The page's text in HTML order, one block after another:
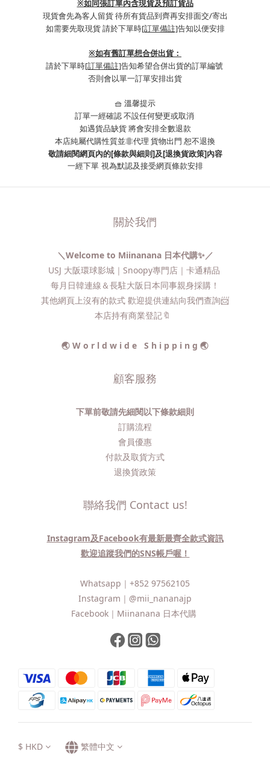
※如同張訂單內含現貨及預訂貨品
現貨會先為客人留貨 待所有貨品到齊再安排面交/寄出
如需要先取現貨 請於下單時[訂單備註]告知以便安排
※如有舊訂單想合併出貨：
請於下單時[訂單備註]告知希望合併出貨的訂單編號
否則會以單一訂單安排出貨
🧺 溫馨提示
訂單一經確認 不設任何變更或取消
如遇貨品缺貨 將會安排全數退款
本店純屬代購性質並非代理 貨物出門 恕不退換
敬請細閱網頁內的[條款與細則]及[退換貨政策]內容
一經下單 視為默認及接受網頁條款安排
關於我們
＼Welcome to Miinanana 日本代購✨／
USJ 大阪環球影城｜Snoopy專門店｜卡通精品
每月日韓連線＆長駐大阪日本同事親身採購！
其他網頁上沒有的款式 歡迎提供連結向我們查詢📨​
本店持有商業登記🔖
🌏 W o r l d w i d e S h i p p i n g 🌏
顧客服務
下單前敬請先細閱以下條款細則
訂購流程​
會員優惠
付款及取貨方式
退換貨政策
聯絡我們 Contact us!
Instagram及Facebook有最新最齊全款式資訊
歡迎追蹤我們的SNS帳戶喔！
Whatsapp｜ +852 97562105
Instagram｜ @mii_nananajp
Facebook｜ Miinanana 日本代購
$ HKD 繁體中文